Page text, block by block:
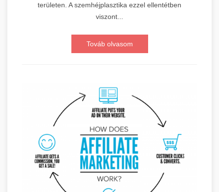
területen. A szemhéjplasztika ezzel ellentétben
viszont...
Továb olvasom